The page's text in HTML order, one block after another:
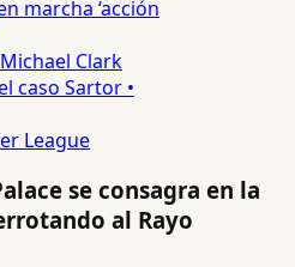
marcha ‘acción
Clark
caso Sartor •
League
se consagra en la
al Rayo